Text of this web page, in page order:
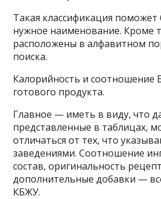
Такая классификация поможет
нужное наименование. Кроме
расположены в алфавитном
поиска.
Калорийность и соотношение
готового продукта.
Главное — иметь в виду, что
представленные в таблицах,
отличаться от тех, что
заведениями. Соотношение
состав, оригинальность
дополнительные добавки —
КБЖУ.